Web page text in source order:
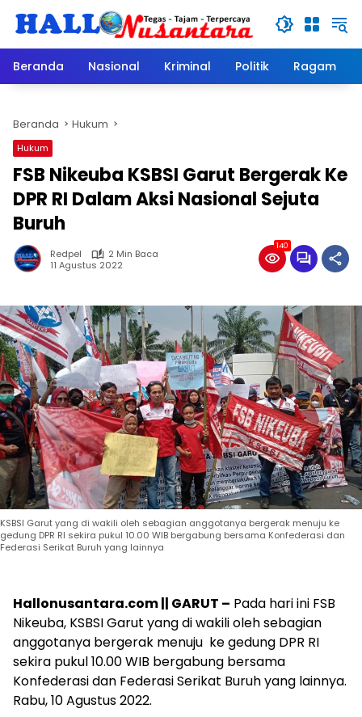
Beranda
Nasional Kriminal Politik Ragam
Beranda Hukum
Hukum
FSB Nikeuba KSBSI Garut Bergerak Ke
DPR RI Dalam Aksi Nasional Sejuta
Buruh
Redpel
2 Min Baca
11 Agustus 2022
140
KSBSI Garut yang di wakili oleh sebagian anggotanya bergerak menuju ke
gedung DPR RI sekira pukul 10.00 WIB bergabung bersama Konfederasi dan
Federasi Serikat Buruh yang lainnya
Hallonusantara.com || GARUT – Pada hari ini FSB
Nikeuba, KSBSI Garut yang di wakili oleh sebagian
anggotanya bergerak menuju ke gedung DPR RI
sekira pukul 10.00 WIB bergabung bersama
Konfederasi dan Federasi Serikat Buruh yang lainnya.
Rabu, 10 Agustus 2022.